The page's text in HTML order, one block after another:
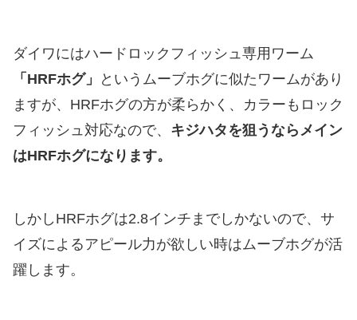
ダイワにはハードロックフィッシュ専用ワーム
「HRFホグ」
というムーブホグに似たワームがあり
ますが、HRFホグの方が柔らかく、カラーもロック
フィッシュ対応なので、 キジハタを狙うならメイン
はHRFホグになります。
しかしHRFホグは2.8インチまでしかないので、サ
イズによるアピール力が欲しい時はムーブホグが活
躍します。